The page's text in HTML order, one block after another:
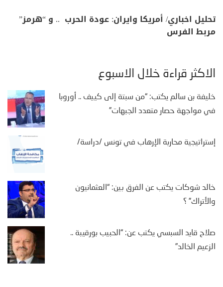
تحليل اخباري/ أمريكا وايران: عودة الحرب .. و “هرمز”
مربط الفرس
الأكثر قراءة خلال الأسبوع
خليفة بن سالم يكتب: “من سبتة إلى كييف .. أوروبا
في مواجهة حصار متعدد الجبهات”
إستراتيجية محاربة الإرهاب في تونس /دراسة/
خالد شوكات يكتب عن الفرق بين: “العثمانيون
والأتراك” ؟
صلاح قايد السبسي يكتب عن: “الحبيب بورقيبة ..
الزعيم الخالد”